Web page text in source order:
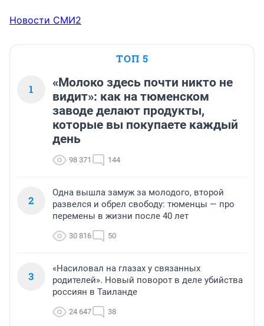
Новости СМИ2
ТОП 5
1
«Молоко здесь почти никто не
видит»: как на тюменском
заводе делают продукты,
которые вы покупаете каждый
день
98 371 144
2
Одна вышла замуж за молодого, второй
развелся и обрел свободу: тюменцы — про
перемены в жизни после 40 лет
30 816 50
3
«Насиловал на глазах у связанных
родителей». Новый поворот в деле убийства
россиян в Таиланде
24 647 38